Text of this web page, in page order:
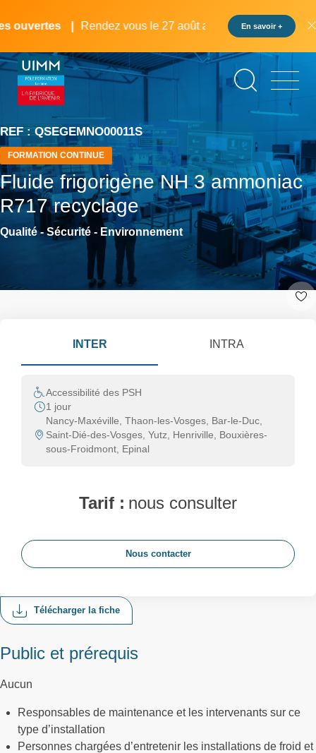
au
principal
ouvertes Rendez vous le 27 août au pôle formation UIMM
En savoir +
REF : QSEGEMNO00011S
FORMATION CONTINUE
Fluide frigorigène NH 3 ammoniac
R717 recyclage
Qualité - Sécurité - Environnement
Télécharger la fiche
Public et prérequis
Aucun
Responsables de maintenance et les intervenants sur ce
type d’installation
Personnes chargées d’entretenir les installations de froid et
INTER INTRA
Accessibilité des PSH
1 jour
Nancy-Maxéville, Thaon-les-Vosges, Bar-le-Duc,
Saint-Dié-des-Vosges, Yutz, Henriville, Bouxières-
sous-Froidmont, Epinal
Tarif : nous consulter
Nous contacter